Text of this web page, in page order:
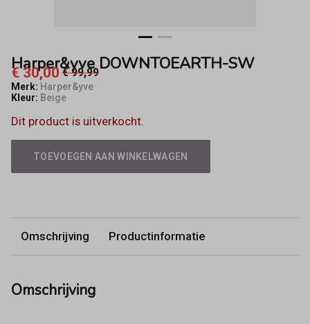
Harper&yve DOWNTOEARTH-SW
€ 30,00 € 99,99
Merk: Harper&yve
Kleur: Beige
Dit product is uitverkocht.
TOEVOEGEN AAN WINKELWAGEN
Omschrijving Productinformatie
Omschrijving